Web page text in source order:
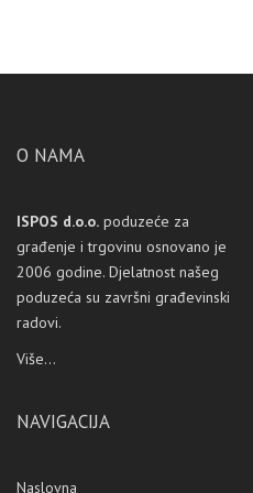
O NAMA
ISPOS d.o.o. poduzeće za
građenje i trgovinu osnovano je
2006 godine. Djelatnost našeg
poduzeća su završni građevinski
radovi.
Više...
NAVIGACIJA
Naslovna